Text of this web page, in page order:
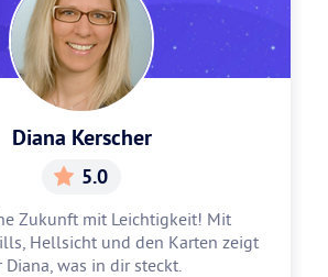
Diana Kerscher
5.0
Zukunft mit Leichtigkeit! Mit
Hellsicht und den Karten zeigt
Diana, was in dir steckt.